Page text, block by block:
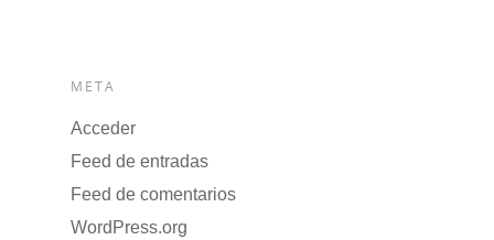
META
Acceder
Feed de entradas
Feed de comentarios
WordPress.org